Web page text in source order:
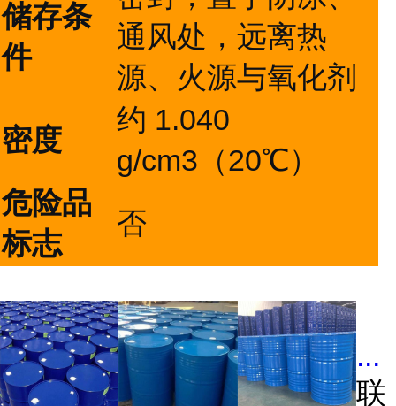
储存条
件
通风处，远离热
源、火源与氧化剂
密度
约 1.040
g/cm3（20℃）
危险品
标志
否
...
联